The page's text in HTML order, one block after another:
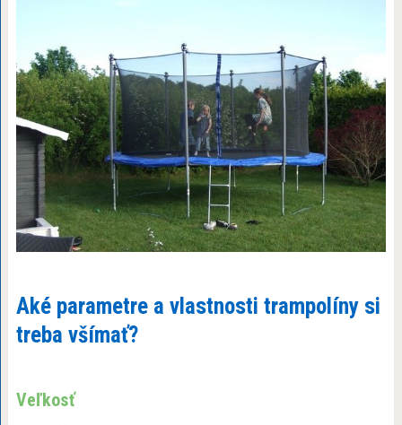
Aké parametre a vlastnosti trampolíny si
treba všímať?
Veľkosť